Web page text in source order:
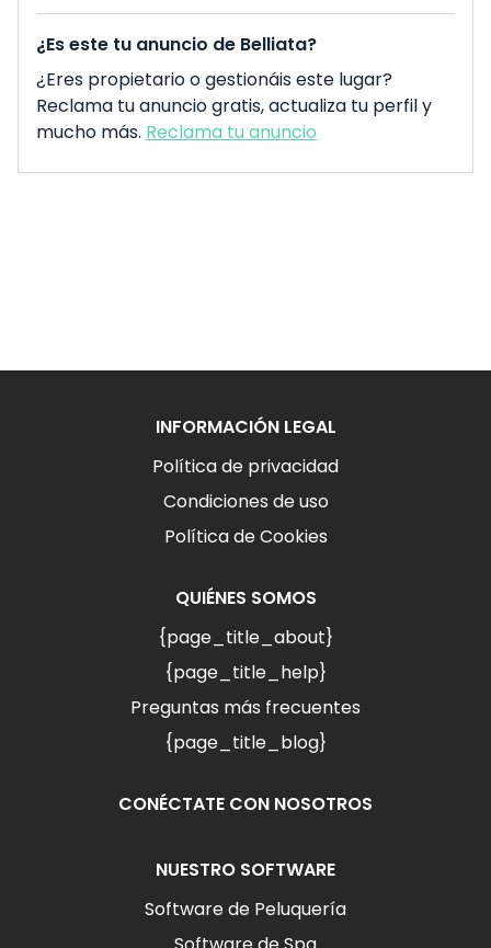
¿Es este tu anuncio de Belliata?
¿Eres propietario o gestionáis este lugar?
Reclama tu anuncio gratis, actualiza tu perfil y
mucho más. Reclama tu anuncio
INFORMACIÓN LEGAL
Política de privacidad
Condiciones de uso
Política de Cookies
QUIÉNES SOMOS
{page_title_about}
{page_title_help}
Preguntas más frecuentes
{page_title_blog}
CONÉCTATE CON NOSOTROS
NUESTRO SOFTWARE
Software de Peluquería